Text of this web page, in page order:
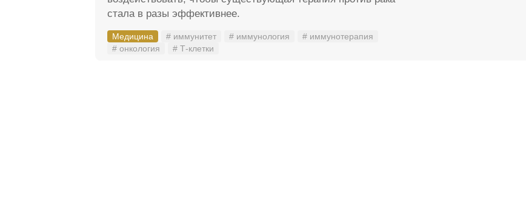
стала в разы эффективнее.
Медицина # иммунитет # иммунология
# иммунотерапия
# онкология
# Т-клетки